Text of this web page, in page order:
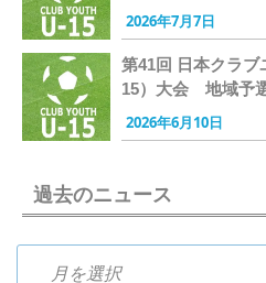
2026年7月7日
第41回 日本クラ
15）大会 地域予
2026年6月10日
過去のニュース